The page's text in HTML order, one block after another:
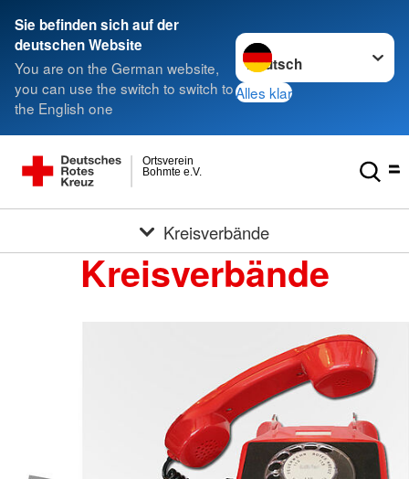
Sie befinden sich auf der
deutschen Website
You are on the German website,
you can use the switch to switch to
the English one
Sprache wechseln zu
Alles klar
Bohmte e.V.
Ortsverein
Kreisverbände
Kreisverbände